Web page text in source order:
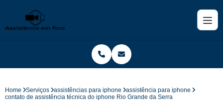
Home Serviços assistências para iphone
assistência para iphone
contato de assistência técnica do iphone Rio Grande da Serra